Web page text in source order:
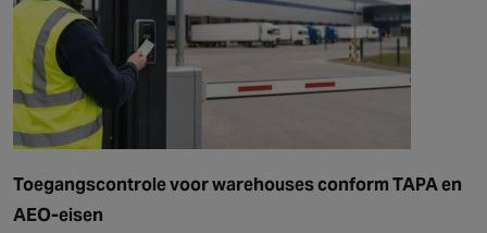
Toegangscontrole voor warehouses conform TAPA en
AEO-eisen